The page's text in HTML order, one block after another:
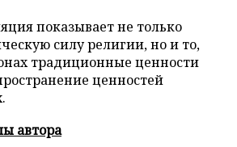
показывает не только
силу религии, но и то,
традиционные ценности
ценностей
автора